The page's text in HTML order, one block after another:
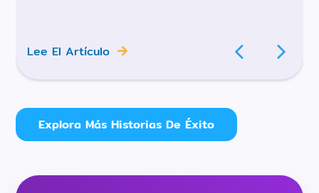
Lee El Artículo
Explora Más Historias De Éxito